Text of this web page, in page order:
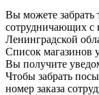
Вы можете забрать
сотрудничающих с
Ленинградской
Список магазинов
Вы получите
Чтобы забрать
номер заказа